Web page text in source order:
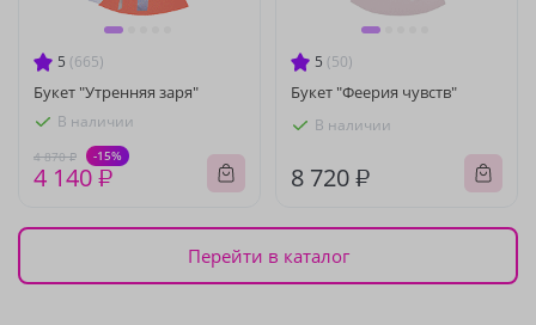
5 (665)
Букет "Утренняя заря"
В наличии
4 870 ₽ -15%
4 140 ₽
5 (50)
Букет "Феерия чувств"
В наличии
8 720 ₽
Перейти в каталог